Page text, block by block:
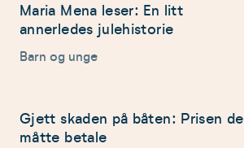
Maria Mena leser: En litt
annerledes julehistorie
Barn og unge
Gjett skaden på båten: Prisen de
måtte betale